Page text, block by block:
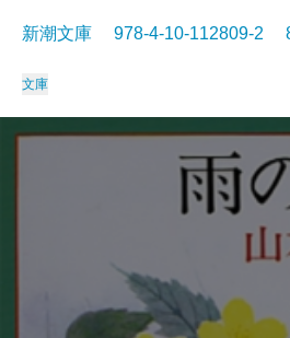
新潮文庫 978-4-10-112809-2
文庫